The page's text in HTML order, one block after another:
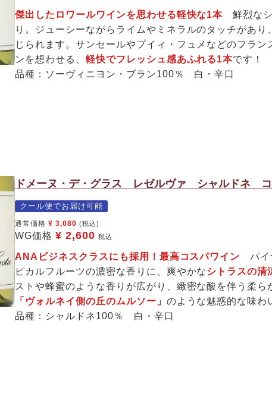
傑出したロワールワインを思わせる軽快な1本 鮮烈なシ
り。ジューシーながらライムやミネラルのタッチがあり
じられます。サンセールやプイィ・フュメなどのフラ
ンを想わせる、 軽快でフレッシュ感あふれる1本です！
品種：ソーヴィニヨン・ブラン100％ 白・辛口
ドメーヌ・デ・グラス レゼルヴァ シャルドネ
クール便でお届け可能
通常価格 ¥ 3,080 (税込)
WG価格 ¥ 2,600 税込
ANAビジネスクラスにも採用！最高コスパワイン パイ
ピカルフルーツの濃密な香りに、爽やかなシトラスの清
ストや蜂蜜のような香りが広がり、緻密な酸を伴う柔ら
「ヴォルネイ側の丘のムルソー」 のような魅惑的な味わ
品種：シャルドネ100％ 白・辛口